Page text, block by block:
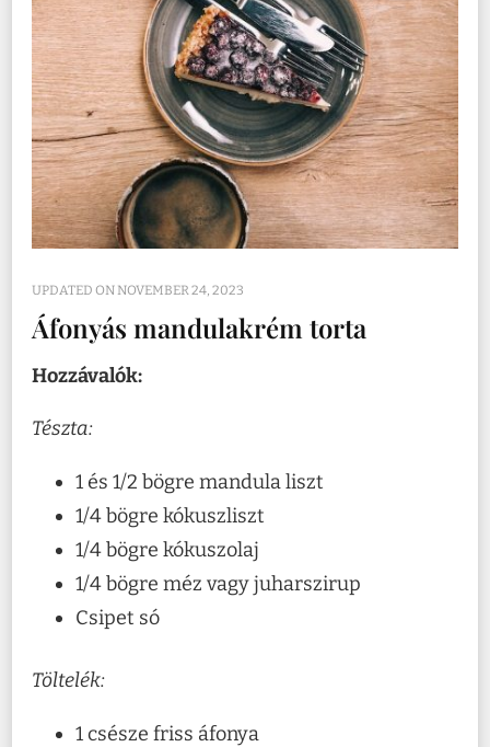
UPDATED ONNOVEMBER 24, 2023
Áfonyás mandulakrém torta
Hozzávalók:
Tészta:
1 és 1/2 bögre mandula liszt
1/4 bögre kókuszliszt
1/4 bögre kókuszolaj
1/4 bögre méz vagy juharszirup
Csipet só
Töltelék:
1 csésze friss áfonya